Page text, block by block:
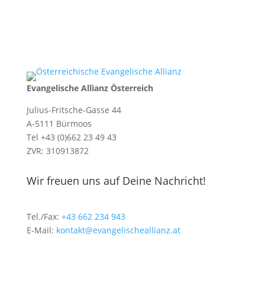
Evangelische Allianz Österreich
Julius-Fritsche-Gasse 44
A-5111 Bürmoos
Tel +43 (0)662 23 49 43
ZVR: 310913872
Wir freuen uns auf Deine Nachricht!
Tel./Fax: +43 662 234 943
E-Mail: kontakt@evangelischeallianz.at